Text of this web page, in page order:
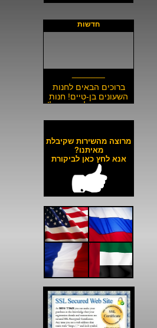
חדשות
_______
ברוכים הבאים לחנות
השעונים בן-טיים! חנות
השעונים הזולה בישראל!
באתר ולכל חלקי הארץ!
__________________
כל השעונים באתר עד 6
תשלומים ללא ריבית!
__________________
האתר מאובטח בהצפנת
SSL מתקדמת
מרוצה מהשירות שקיבלת
מאיתנו?
אנא לחץ כאן לביקורת